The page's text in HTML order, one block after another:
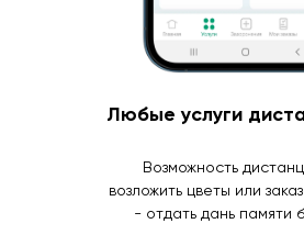
Любые услуги
Возможность
возложить цветы или
- отдать дань памяти